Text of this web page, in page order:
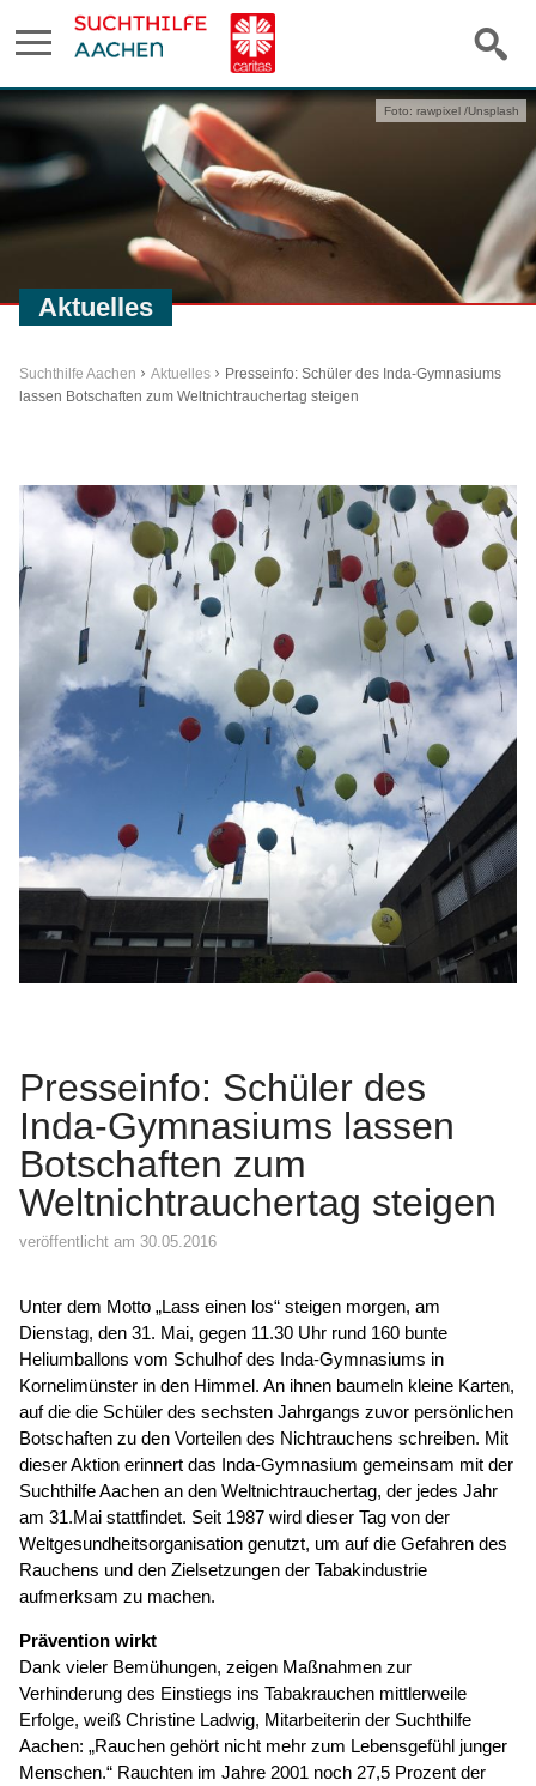
Aktuelles
Foto: rawpixel /Unsplash
Suchthilfe Aachen Aktuelles
Presseinfo: Schüler des Inda-Gymnasiums
lassen Botschaften zum Weltnichtrauchertag steigen
Presseinfo: Schüler des
Inda-Gymnasiums lassen
Botschaften zum
Weltnichtrauchertag steigen
veröffentlicht am 30.05.2016
Unter dem Motto „Lass einen los“ steigen morgen, am
Dienstag, den 31. Mai, gegen 11.30 Uhr rund 160 bunte
Heliumballons vom Schulhof des Inda-Gymnasiums in
Kornelimünster in den Himmel. An ihnen baumeln kleine Karten,
auf die die Schüler des sechsten Jahrgangs zuvor persönlichen
Botschaften zu den Vorteilen des Nichtrauchens schreiben. Mit
dieser Aktion erinnert das Inda-Gymnasium gemeinsam mit der
Suchthilfe Aachen an den Weltnichtrauchertag, der jedes Jahr
am 31.Mai stattfindet. Seit 1987 wird dieser Tag von der
Weltgesundheitsorganisation genutzt, um auf die Gefahren des
Rauchens und den Zielsetzungen der Tabakindustrie
aufmerksam zu machen.
Prävention wirkt
Dank vieler Bemühungen, zeigen Maßnahmen zur
Verhinderung des Einstiegs ins Tabakrauchen mittlerweile
Erfolge, weiß Christine Ladwig, Mitarbeiterin der Suchthilfe
Aachen: „Rauchen gehört nicht mehr zum Lebensgefühl junger
Menschen.“ Rauchten im Jahre 2001 noch 27,5 Prozent der